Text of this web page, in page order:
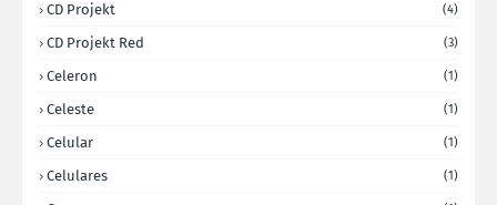
CD Projekt (4)
CD Projekt Red (3)
Celeron (1)
Celeste (1)
Celular (1)
Celulares (1)